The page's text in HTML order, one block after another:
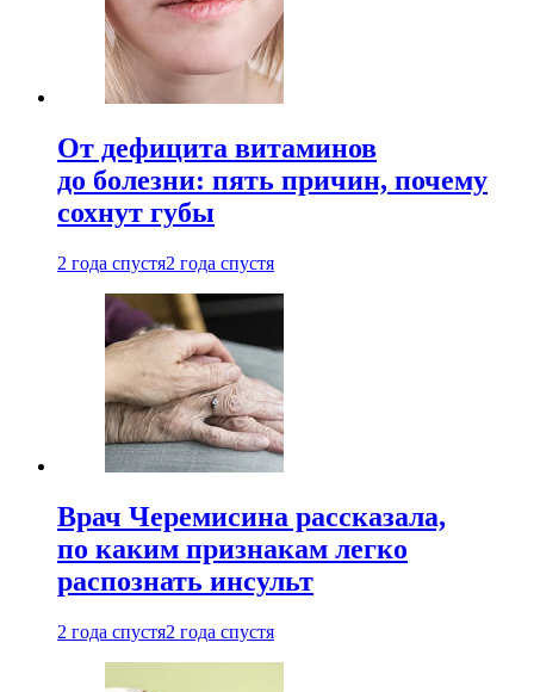
От дефицита витаминов
до болезни: пять причин, почему
сохнут губы
2 года спустя2 года спустя
Врач Черемисина рассказала,
по каким признакам легко
распознать инсульт
2 года спустя2 года спустя